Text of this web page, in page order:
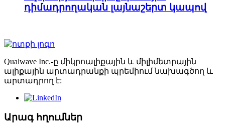
դիմադրողական լայնաշերտ կապով
Qualwave Inc.-ը միկրոալիքային և միլիմետրային
ալիքային արտադրանքի պրեմիում նախագծող և
արտադրող է:
Արագ հղումներ